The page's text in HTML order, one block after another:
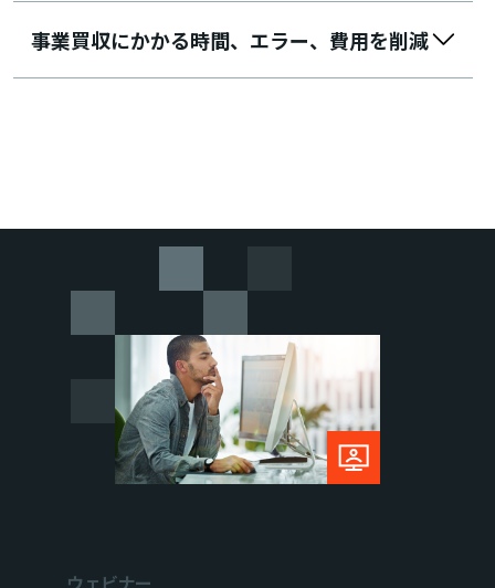
事業買収にかかる時間、エラー、費用を削減
ウェビナー